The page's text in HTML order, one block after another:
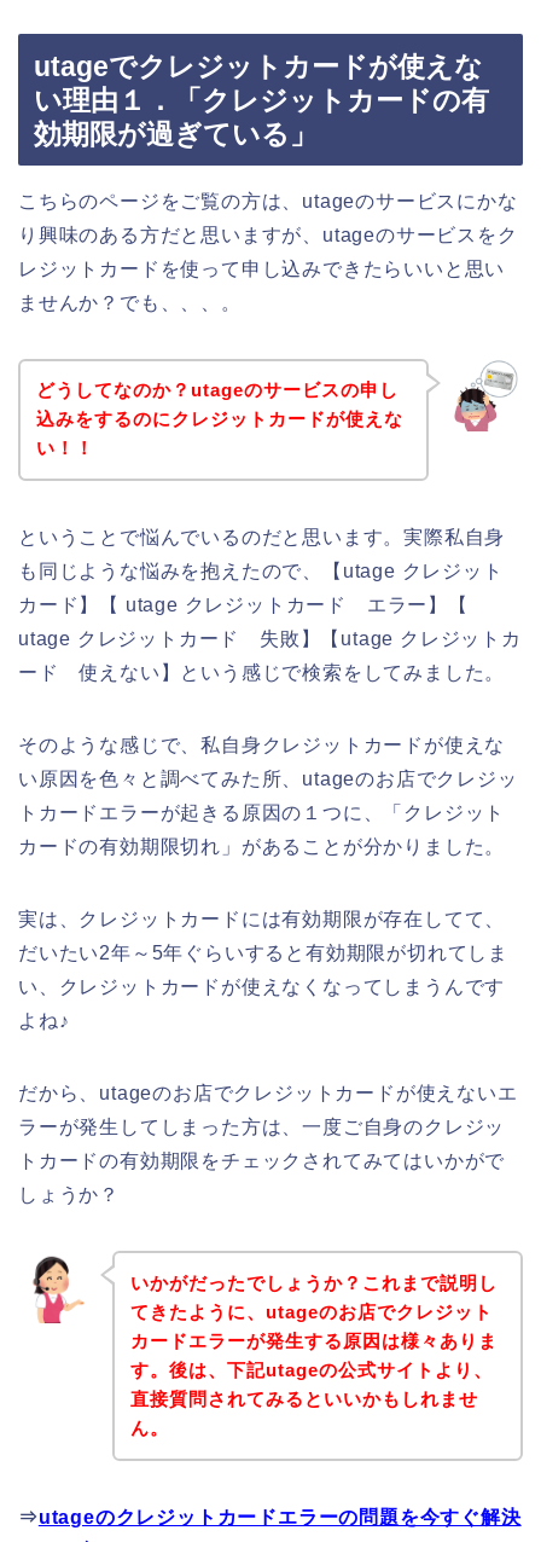
utageでクレジットカードが使えな
い理由１．「クレジットカードの有
効期限が過ぎている」
こちらのページをご覧の方は、utageのサービスにかな
り興味のある方だと思いますが、utageのサービスをク
レジットカードを使って申し込みできたらいいと思い
ませんか？でも、、、。
どうしてなのか？utageのサービスの申し
込みをするのにクレジットカードが使えな
い！！
ということで悩んでいるのだと思います。実際私自身
も同じような悩みを抱えたので、【utage クレジット
カード】【 utage クレジットカード エラー】【
utage クレジットカード 失敗】【utage クレジットカ
ード 使えない】という感じで検索をしてみました。
そのような感じで、私自身クレジットカードが使えな
い原因を色々と調べてみた所、utageのお店でクレジッ
トカードエラーが起きる原因の１つに、「クレジット
カードの有効期限切れ」があることが分かりました。
実は、クレジットカードには有効期限が存在してて、
だいたい2年～5年ぐらいすると有効期限が切れてしま
い、クレジットカードが使えなくなってしまうんです
よね♪
だから、utageのお店でクレジットカードが使えないエ
ラーが発生してしまった方は、一度ご自身のクレジッ
トカードの有効期限をチェックされてみてはいかがで
しょうか？
いかがだったでしょうか？これまで説明し
てきたように、utageのお店でクレジット
カードエラーが発生する原因は様々ありま
す。後は、下記utageの公式サイトより、
直接質問されてみるといいかもしれませ
ん。
⇒utageのクレジットカードエラーの問題を今すぐ解決